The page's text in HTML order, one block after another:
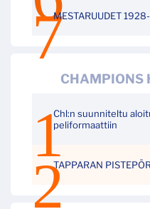
MESTARUUDET
CHAMPIONS
Chl:n suunniteltu
peliformaattiin
TAPPARAN